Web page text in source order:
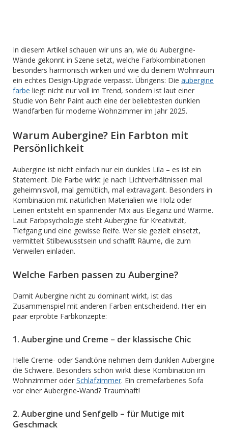
In diesem Artikel schauen wir uns an, wie du Aubergine-
Wände gekonnt in Szene setzt, welche Farbkombinationen
besonders harmonisch wirken und wie du deinem Wohnraum
ein echtes Design-Upgrade verpasst. Übrigens: Die aubergine
farbe liegt nicht nur voll im Trend, sondern ist laut einer
Studie von Behr Paint auch eine der beliebtesten dunklen
Wandfarben für moderne Wohnzimmer im Jahr 2025.
Warum Aubergine? Ein Farbton mit
Persönlichkeit
Aubergine ist nicht einfach nur ein dunkles Lila – es ist ein
Statement. Die Farbe wirkt je nach Lichtverhältnissen mal
geheimnisvoll, mal gemütlich, mal extravagant. Besonders in
Kombination mit natürlichen Materialien wie Holz oder
Leinen entsteht ein spannender Mix aus Eleganz und Wärme.
Laut Farbpsychologie steht Aubergine für Kreativität,
Tiefgang und eine gewisse Reife. Wer sie gezielt einsetzt,
vermittelt Stilbewusstsein und schafft Räume, die zum
Verweilen einladen.
Welche Farben passen zu Aubergine?
Damit Aubergine nicht zu dominant wirkt, ist das
Zusammenspiel mit anderen Farben entscheidend. Hier ein
paar erprobte Farbkonzepte:
1. Aubergine und Creme – der klassische Chic
Helle Creme- oder Sandtöne nehmen dem dunklen Aubergine
die Schwere. Besonders schön wirkt diese Kombination im
Wohnzimmer oder Schlafzimmer. Ein cremefarbenes Sofa
vor einer Aubergine-Wand? Traumhaft!
2. Aubergine und Senfgelb – für Mutige mit
Geschmack